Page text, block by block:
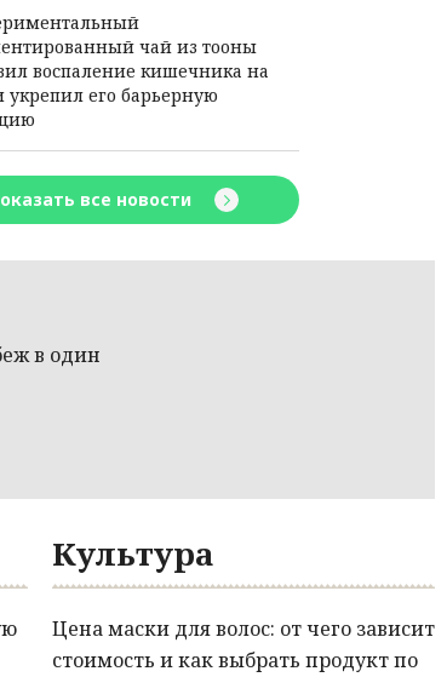
чай из тооны
воспаление кишечника на
укрепил его барьерную
все новости
в один
Культура
Цена маски для волос: от чего зависит
стоимость и как выбрать продукт по